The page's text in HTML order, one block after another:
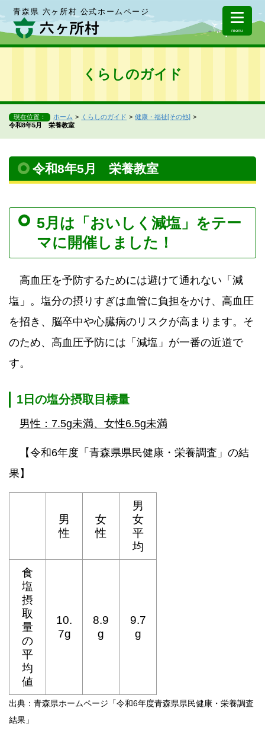
青森県 六ヶ所村 公式ホームページ
menu
くらしのガイド
現在位置： ホーム くらしのガイド
健康・福祉[その他]
令和8年5月 栄養教室
令和8年5月 栄養教室
5月は「おいしく減塩」をテー
マに開催しました！
高血圧を予防するためには避けて通れない「減
塩」。塩分の摂りすぎは血管に負担をかけ、高血圧
を招き、脳卒中や心臓病のリスクが高まります。そ
のため、高血圧予防には「減塩」が一番の近道で
す。
1日の塩分摂取目標量
男性：7.5g未満、女性6.5g未満
【令和6年度「青森県県民健康・栄養調査」の結
果】
男
性
女
性
男
女
平
均
食
塩
摂
取
量
の
平
均
値
10.
7g
8.9
g
9.7
g
出典：青森県ホームページ「令和6年度青森県県民健康・栄養調査
結果」